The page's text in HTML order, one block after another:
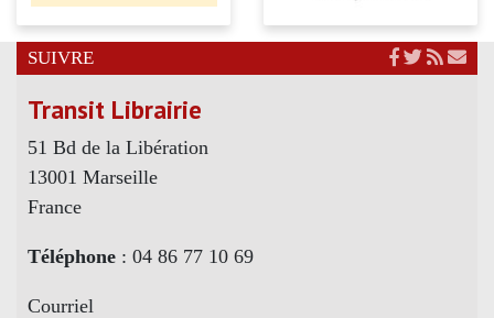
SUIVRE
Transit Librairie
51 Bd de la Libération
13001 Marseille
France
Téléphone : 04 86 77 10 69
Courriel